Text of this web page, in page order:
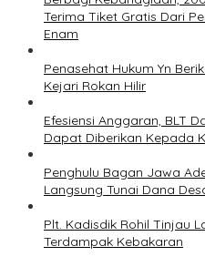
Terima Tiket Gratis Dari
Enam
Penasehat Hukum Yn
Kejari Rokan Hilir
Efesiensi Anggaran, BLT
Dapat Diberikan Kepada
Penghulu Bagan Jawa
Langsung Tunai Dana
Plt. Kadisdik Rohil Tinjau
Terdampak Kebakaran